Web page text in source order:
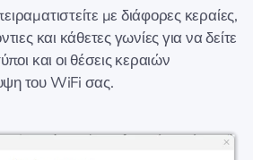
με διάφορες κεραίες,
και κάθετες γωνίες για να δείτε
και οι θέσεις κεραιών
του WiFi σας.